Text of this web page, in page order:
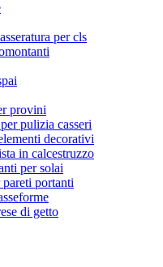
per cls
provini
pulizia casseri
decorativi
in calcestruzzo
per solai
pareti portanti
di getto